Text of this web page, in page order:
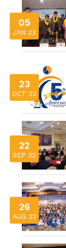
05
JAN 23
23
OCT 22
22
SEP 22
26
AUG 22